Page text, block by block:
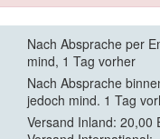
Nach Absprache per
mind, 1 Tag vorher
Nach Absprache
jedoch mind. 1 Tag
Versand Inland: 20,00